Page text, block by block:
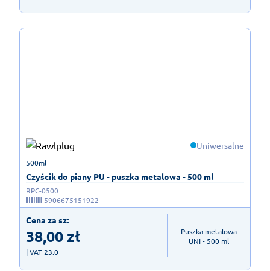
Uniwersalne
Czyścik do piany PU - puszka metalowa - 500 ml
500ml
RPC-0500
5906675151922
Cena za sz:
38,00zł
| VAT 23.0
Puszka metalowa
UNI - 500 ml